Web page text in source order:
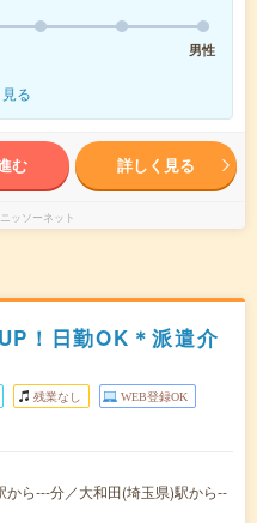
男性
る
む 詳しく見る
ッソーネット
！日勤OK＊派遣介
残業なし WEB登録OK
から---分／大和田(埼玉県)駅から--